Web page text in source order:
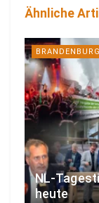
Ähnliche
BRANDENBURG
NL-
heute